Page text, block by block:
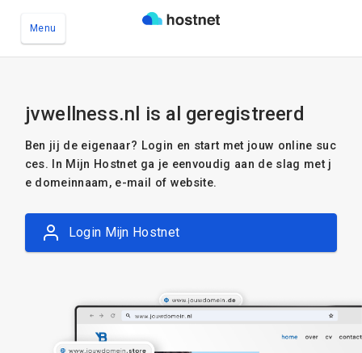
Menu
jvwellness.nl is al geregistreerd
Ben jij de eigenaar? Login en start met jouw online suc
ces. In Mijn Hostnet ga je eenvoudig aan de slag met j
e domeinnaam, e-mail of website.
Login Mijn Hostnet